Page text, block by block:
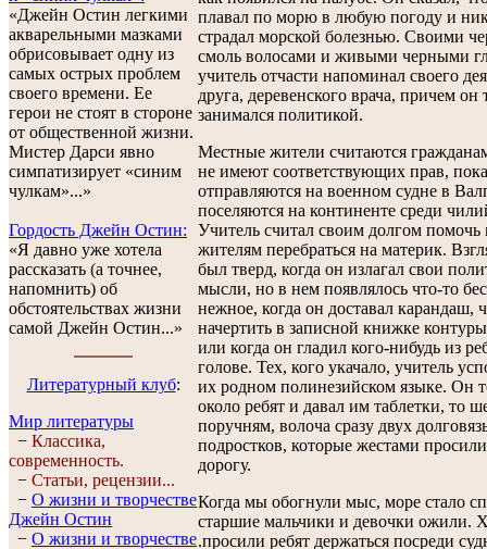
«Джейн Остин легкими
акварельными мазками
обрисовывает одну из
самых острых проблем
своего времени. Ее
герои не стоят в стороне
от общественной жизни.
Мистер Дарси явно
симпатизирует «синим
чулкам»...»
Гордость Джейн Остин:
«Я давно уже хотела
рассказать (а точнее,
напомнить) об
обстоятельствах жизни
самой Джейн Остин...»
Литературный клуб:
Мир литературы
− Классика,
современность.
− Статьи, рецензии...
− О жизни и творчестве
Джейн Остин
− О жизни и творчестве
плавал по морю в любую погоду и
страдал морской болезнью. Своими
смоль волосами и живыми черными
учитель отчасти напоминал своего
друга, деревенского врача, причем он
занимался политикой.
Местные жители считаются
не имеют соответствующих прав,
отправляются на военном судне в
поселяются на континенте среди
Учитель считал своим долгом
жителям перебраться на материк.
был тверд, когда он излагал свои
мысли, но в нем появлялось что-то
нежное, когда он доставал карандаш,
начертить в записной книжке
или когда он гладил кого-нибудь из
голове. Тех, кого укачало, учитель
их родном полинезийском языке. Он
около ребят и давал им таблетки, то
поручням, волоча сразу двух
подростков, которые жестами
дорогу.
Когда мы обогнули мыс, море стало
старшие мальчики и девочки ожили.
.просили ребят держаться посреди